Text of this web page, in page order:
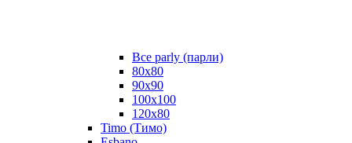
Все parly (парли)
80x80
90x90
100x100
120x80
Timo (Тимо)